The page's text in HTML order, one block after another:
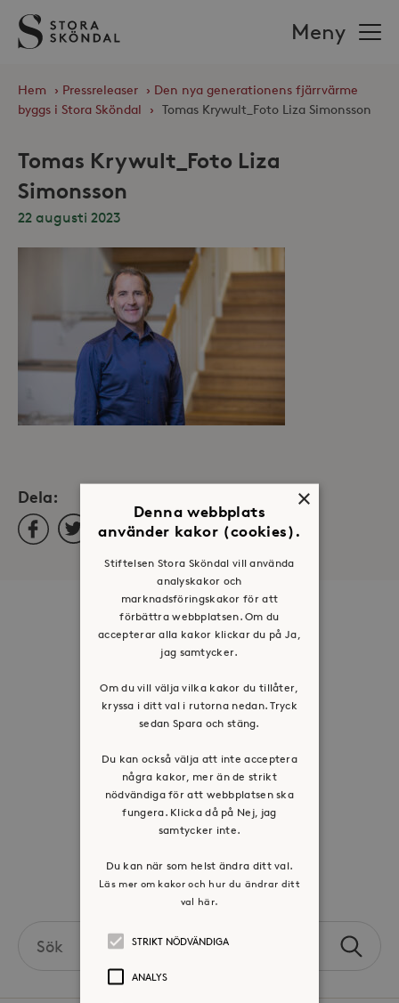
Stora
Sköndal
Meny
Hem › Pressreleaser › Den nya generationens fjärrvärme
byggs i Stora Sköndal
› Tomas Krywult_Foto Liza Simonsson
Tomas Krywult_Foto Liza
Simonsson
22 augusti 2023
Dela:
Facebook
Twitter LinkedIn
Om oss
Organisation
Riktlinje för personuppgifter
Tillgänglighetsredogörelse
Jobba hos oss
Press & mediakontakt
Volontär hos Stora Sköndal
the
Sök
×
Denna webbplats
använder kakor (cookies).
Stiftelsen Stora Sköndal vill använda
analyskakor och
marknadsföringskakor för att
förbättra webbplatsen. Om du
accepterar alla kakor klickar du på Ja,
jag samtycker.
Om du vill välja vilka kakor du tillåter,
kryssa i ditt val i rutorna nedan. Tryck
sedan Spara och stäng.
Du kan också välja att inte acceptera
några kakor, mer än de strikt
nödvändiga för att webbplatsen ska
fungera. Klicka då på Nej, jag
samtycker inte.
Du kan när som helst ändra ditt val.
Läs mer om kakor och hur du ändrar ditt
val här.
STRIKT NÖDVÄNDIGA
ANALYS